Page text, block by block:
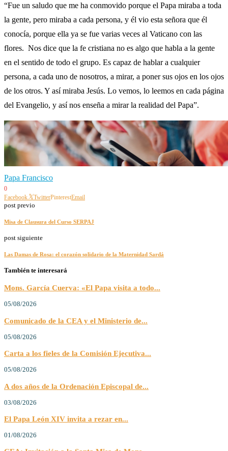
“Fue un saludo que me ha conmovido porque el Papa miraba a toda
la gente, pero miraba a cada persona, y él vio esta señora que él
conocía, porque ella ya se fue varias veces al Vaticano con las
flores. Nos dice que la fe cristiana no es algo que habla a la gente
en el sentido de todo el grupo. Es capaz de hablar a cualquier
persona, a cada uno de nosotros, a mirar, a poner sus ojos en los ojos
de los otros. Y así miraba Jesús. Lo vemos, lo leemos en cada página
del Evangelio, y así nos enseña a mirar la realidad del Papa”.
Papa Francisco
0
Facebook
TwitterPinterestEmail
post previo
Misa de Clausura del Curso SERPAJ
post siguiente
Las Damas de Rosa: el corazón solidario de la Maternidad Sardá
También te interesará
Mons. García Cuerva: «El Papa visita a todo...
05/08/2026
Comunicado de la CEA y el Ministerio de...
05/08/2026
Carta a los fieles de la Comisión Ejecutiva...
05/08/2026
A dos años de la Ordenación Episcopal de...
03/08/2026
El Papa León XIV invita a rezar en...
01/08/2026